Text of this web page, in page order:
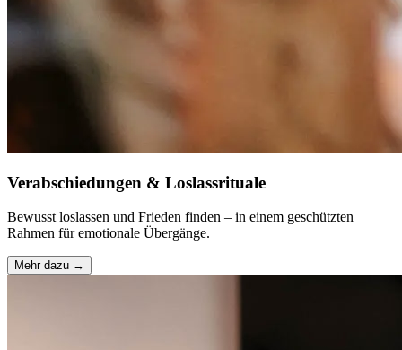
Verabschiedungen & Loslassrituale
Bewusst loslassen und Frieden finden – in einem geschützten
Rahmen für emotionale Übergänge.
Mehr dazu →